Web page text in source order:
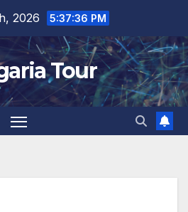
2026 5:37:37 PM
Tour